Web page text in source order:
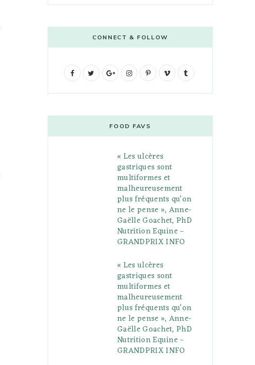
CONNECT & FOLLOW
F
b
t
G
g
l
e
P
u
s
I
t
a
g
r
a
P
e
r
e
s
V
o
l
FOOD FAVS
« Les ulcères
gastriques sont
multiformes et
malheureusement
plus fréquents qu’on
ne le pense », Anne-
Gaëlle Goachet, PhD
Nutrition Equine –
GRANDPRIX INFO
« Les ulcères
gastriques sont
multiformes et
malheureusement
plus fréquents qu’on
ne le pense », Anne-
Gaëlle Goachet, PhD
Nutrition Equine –
GRANDPRIX INFO